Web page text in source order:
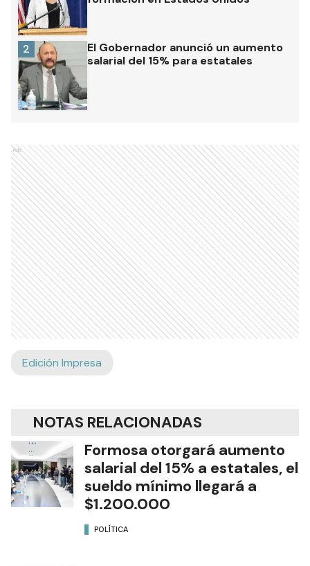
El Gobernador anunció un aumento
salarial del 15% para estatales
2
Ads
Edición Impresa
NOTAS RELACIONADAS
Formosa otorgará aumento
salarial del 15% a estatales, el
sueldo mínimo llegará a
$1.200.000
POLÍTICA